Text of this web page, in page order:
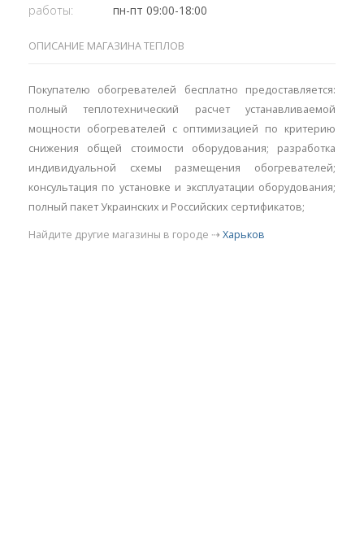
работы:
пн-пт 09:00-18:00
ОПИСАНИЕ МАГАЗИНА ТЕПЛОВ
Покупателю обогревателей бесплатно предоставляется:
полный теплотехнический расчет устанавливаемой
мощности обогревателей с оптимизацией по критерию
снижения общей стоимости оборудования; разработка
индивидуальной схемы размещения обогревателей;
консультация по установке и эксплуатации оборудования;
полный пакет Украинских и Российских сертификатов;
Найдите другие магазины в городе ⇢ Харьков